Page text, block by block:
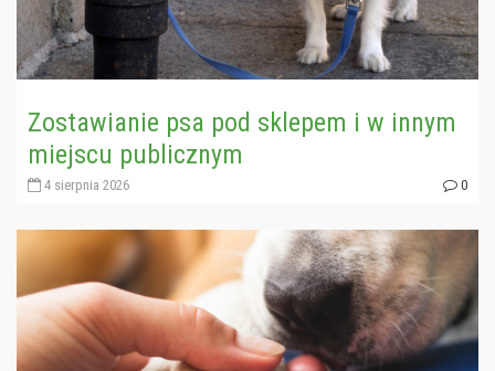
Zostawianie psa pod sklepem i w innym
miejscu publicznym
4 sierpnia 2026 0